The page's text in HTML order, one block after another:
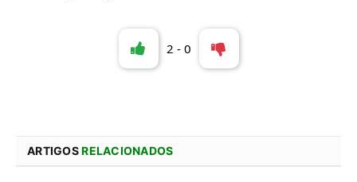
2 - 0
ARTIGOSRELACIONADOS